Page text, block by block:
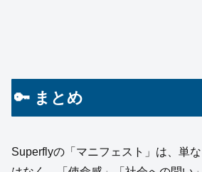
🔑 まとめ
Superflyの「マニフェスト」は、単